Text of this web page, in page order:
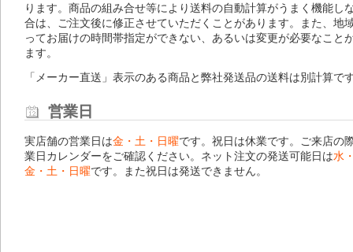
ります。商品の組み合せ等により送料の自動計算がうまく機能し
合は、ご注文後に修正させていただくことがあります。また、地
ってお届けの時間帯指定ができない、あるいは変更が必要なこと
ます。
「メーカー直送」表示のある商品と弊社発送品の送料は別計算で
営業日
実店舗の営業日は金・土・日曜です。祝日は休業です。ご来店の
業日カレンダーをご確認ください。ネット注文の発送可能日は水
金・土・日曜です。また祝日は発送できません。